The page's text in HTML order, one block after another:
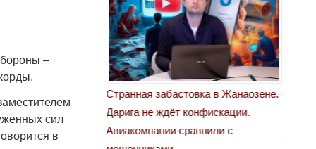
–
сил
в
Странная забастовка в Жанаозене.
Дарига не ждёт конфискации.
Авиакомпании сравнили с
«Новый Казахстан не
правды»
29.10.2024 09:00